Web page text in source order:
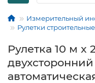
Измерительный
Рулетки строительные
Рулетка 10 м x